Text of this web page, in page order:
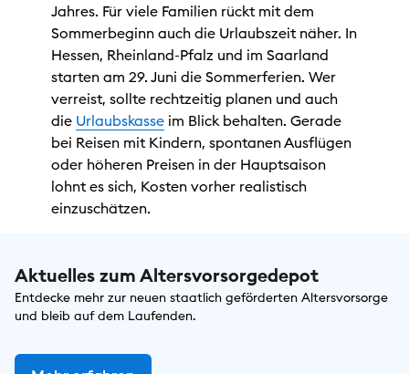
Jahres. Für viele Familien rückt mit dem
Sommerbeginn auch die Urlaubszeit näher. In
Hessen, Rheinland-Pfalz und im Saarland
starten am 29. Juni die Sommerferien. Wer
verreist, sollte rechtzeitig planen und auch
die Urlaubskasseim Blick behalten. Gerade
bei Reisen mit Kindern, spontanen Ausflügen
oder höheren Preisen in der Hauptsaison
lohnt es sich, Kosten vorher realistisch
einzuschätzen.
Aktuelles zum Altersvorsorgedepot
Entdecke mehr zur neuen staatlich geförderten Altersvorsorge
und bleib auf dem Laufenden.